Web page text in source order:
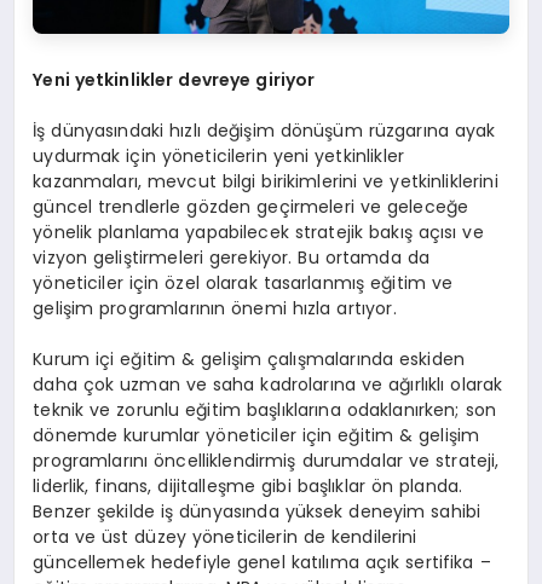
Yeni yetkinlikler devreye giriyor
İş dünyasındaki hızlı değişim dönüşüm rüzgarına ayak
uydurmak için yöneticilerin yeni yetkinlikler
kazanmaları, mevcut bilgi birikimlerini ve yetkinliklerini
güncel trendlerle gözden geçirmeleri ve geleceğe
yönelik planlama yapabilecek stratejik bakış açısı ve
vizyon geliştirmeleri gerekiyor. Bu ortamda da
yöneticiler için özel olarak tasarlanmış eğitim ve
gelişim programlarının önemi hızla artıyor.
Kurum içi eğitim & gelişim çalışmalarında eskiden
daha çok uzman ve saha kadrolarına ve ağırlıklı olarak
teknik ve zorunlu eğitim başlıklarına odaklanırken; son
dönemde kurumlar yöneticiler için eğitim & gelişim
programlarını öncelliklendirmiş durumdalar ve strateji,
liderlik, finans, dijitalleşme gibi başlıklar ön planda.
Benzer şekilde iş dünyasında yüksek deneyim sahibi
orta ve üst düzey yöneticilerin de kendilerini
güncellemek hedefiyle genel katılıma açık sertifika –